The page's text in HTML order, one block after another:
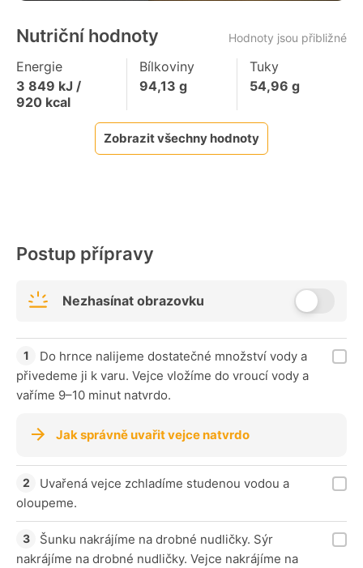
Nutriční hodnoty Hodnoty jsou přibližné
Energie
3 849 kJ /
920 kcal
Bílkoviny
94,13 g
Tuky
54,96 g
Zobrazit všechny hodnoty
Postup přípravy
Nezhasínat obrazovku
Do hrnce nalijeme dostatečné množství vody a
přivedeme ji k varu. Vejce vložíme do vroucí vody a
vaříme 9–10 minut natvrdo.
Jak správně uvařit vejce natvrdo
Uvařená vejce zchladíme studenou vodou a
oloupeme.
Šunku nakrájíme na drobné nudličky. Sýr
nakrájíme na drobné nudličky. Vejce nakrájíme na